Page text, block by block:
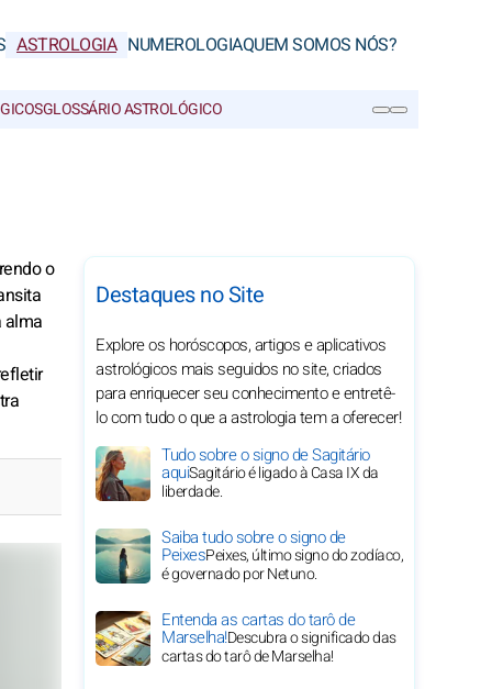
ASTROLOGIA NUMEROLOGIAQUEM SOMOS NÓS?
GLOSSÁRIO ASTROLÓGICO
o
alma
Destaques no Site
Explore os horóscopos, artigos e aplicativos
astrológicos mais seguidos no site, criados
para enriquecer seu conhecimento e entretê-
lo com tudo o que a astrologia tem a oferecer!
Tudo sobre o signo de Sagitário
aquiSagitário é ligado à Casa IX da
liberdade.
Saiba tudo sobre o signo de
PeixesPeixes, último signo do zodíaco,
é governado por Netuno.
Entenda as cartas do tarô de
Marselha!Descubra o significado das
cartas do tarô de Marselha!